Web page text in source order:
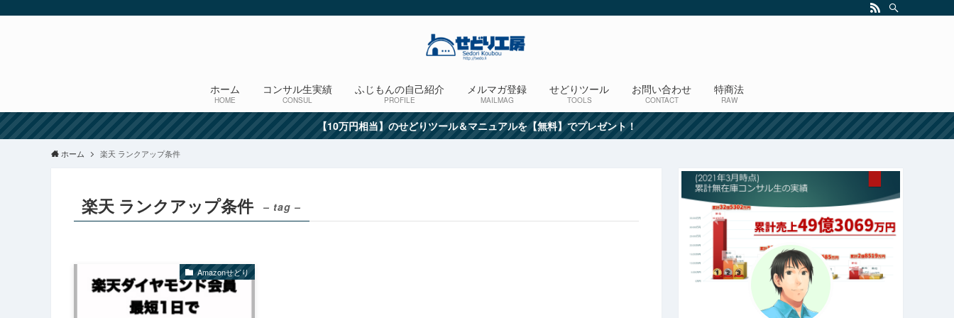
ホーム
HOME
コンサル生実績
CONSUL
ふじもんの自己紹介
PROFILE
メルマガ登録
MAILMAG
せどりツール
TOOLS
お問い合わせ
CONTACT
特商法
RAW
【10万円相当】のせどりツール＆マニュアルを【無料】でプレゼント！
ホーム 楽天 ランクアップ条件
楽天 ランクアップ条件 – tag –
Amazonせどり